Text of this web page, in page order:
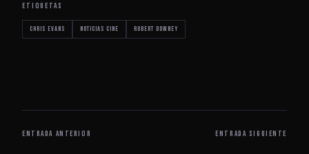
ETIQUETAS
Chris Evans noticias cine Robert Downey
ENTRADA ANTERIOR ENTRADA SIGUIENTE